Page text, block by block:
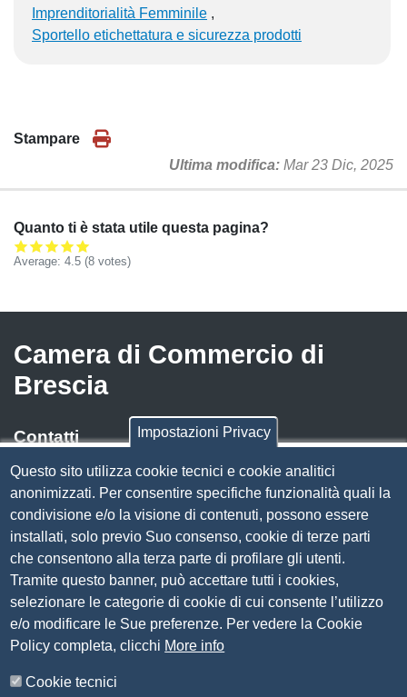
Imprenditorialità Femminile
Sportello etichettatura e sicurezza prodotti
Stampare
Ultima modifica Mar 23 Dic, 2025
Quanto ti è stata utile questa pagina?
Average: 4.5 (8 votes)
Camera di Commercio di
Brescia
Contatti
Via Luigi Einaudi, 23, 25121 Brescia BS
Tel. 030 37251
PECcamera.brescia@bs.legalmail.camcom.it
P.IVA 00859790172
C.F. 80013870177
Contatti
Amministrazione Trasparente
Organizzazione
Impostazioni Privacy
Questo sito utilizza cookie tecnici e cookie analitici
anonimizzati. Per consentire specifiche funzionalità quali la
condivisione e/o la visione di contenuti, possono essere
installati, solo previo Suo consenso, cookie di terze parti
che consentono alla terza parte di profilare gli utenti.
Tramite questo banner, può accettare tutti i cookies,
selezionare le categorie di cookie di cui consente l’utilizzo
e/o modificare le Sue preferenze. Per vedere la Cookie
Policy completa, clicchi More info
Cookie tecnici